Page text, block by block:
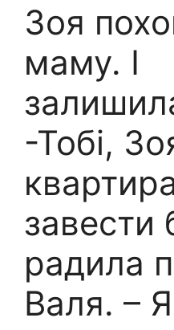
Зоя
маму. І
-Тобі,
завести
радила
Валя. –